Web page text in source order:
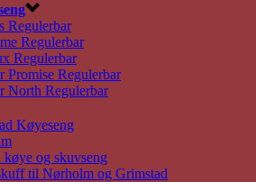
Regulerbar
Regulerbar
Regulerbar
Promise Regulerbar
North Regulerbar
Køyeseng
køye og skuvseng
til Nørholm og Grimstad